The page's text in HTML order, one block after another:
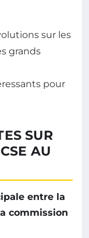
sur les
grands
pour
SUR
AU
entre la
commission